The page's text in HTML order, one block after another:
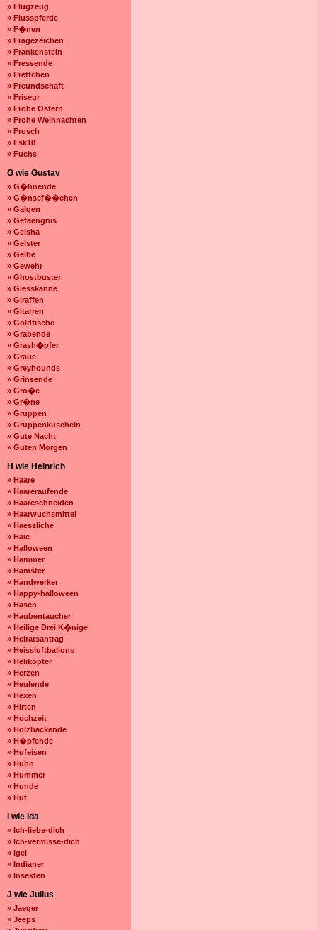
» Flugzeug
» Flusspferde
» F�nen
» Fragezeichen
» Frankenstein
» Fressende
» Frettchen
» Freundschaft
» Friseur
» Frohe Ostern
» Frohe Weihnachten
» Frosch
» Fsk18
» Fuchs
G wie Gustav
» G�hnende
» G�nsef��chen
» Galgen
» Gefaengnis
» Geisha
» Geister
» Gelbe
» Gewehr
» Ghostbuster
» Giesskanne
» Giraffen
» Gitarren
» Goldfische
» Grabende
» Grash�pfer
» Graue
» Greyhounds
» Grinsende
» Gro�e
» Gr�ne
» Gruppen
» Gruppenkuscheln
» Gute Nacht
» Guten Morgen
H wie Heinrich
» Haare
» Haareraufende
» Haareschneiden
» Haarwuchsmittel
» Haessliche
» Haie
» Halloween
» Hammer
» Hamster
» Handwerker
» Happy-halloween
» Hasen
» Haubentaucher
» Heilige Drei K�nige
» Heiratsantrag
» Heissluftballons
» Helikopter
» Herzen
» Heulende
» Hexen
» Hirten
» Hochzeit
» Holzhackende
» H�pfende
» Hufeisen
» Huhn
» Hummer
» Hunde
» Hut
I wie Ida
» Ich-liebe-dich
» Ich-vermisse-dich
» Igel
» Indianer
» Insekten
J wie Julius
» Jaeger
» Jeeps